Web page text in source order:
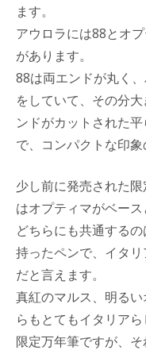
ます。
アウロラには88とオ
があります。
88は両エンドが丸く
をしていて、その分
ンドがカットされた
で、コンパクトな印象
少し前に発売された
はオプティマがベース
どちらにも共通する
持ったペンで、イタ
だと言えます。
真紅のマルス、明る
らもとてもイタリア
限定万年筆ですが、